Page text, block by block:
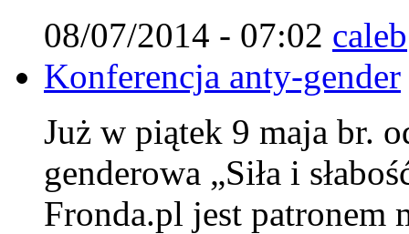
08/07/2014 - 07:02 caleb
Konferencja anty-gender
Już w piątek 9 maja br.
genderowa „Siła i
Fronda.pl jest patronem